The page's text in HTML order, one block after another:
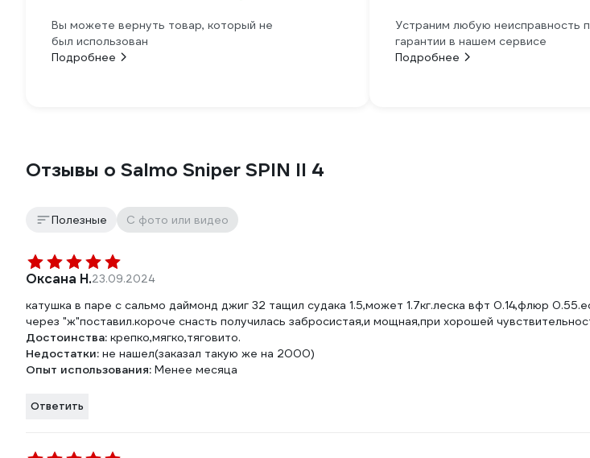
Вы можете вернуть товар, который не
был использован
Подробнее
Устраним любую неисправность
гарантии в нашем сервисе
Подробнее
Отзывы о Salmo Sniper SPIN II 4
Полезные С фото или видео
Оксана Н.23.09.2024
катушка в паре с сальмо даймонд джиг 32 тащил судака 1.5,может 1.7кг.леска вфт 0.14,флюр
через "ж"поставил.короче снасть получилась забросистая,и мощная,при хорошей
Достоинства: крепко,мягко,тяговито.
Недостатки: не нашел(заказал такую же на 2000)
Опыт использования: Менее месяца
Ответить